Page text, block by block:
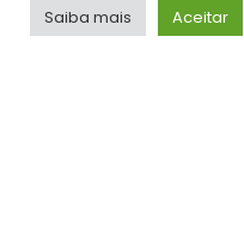
NOTÍCIAS
STF retoma
Saiba mais Aceitar